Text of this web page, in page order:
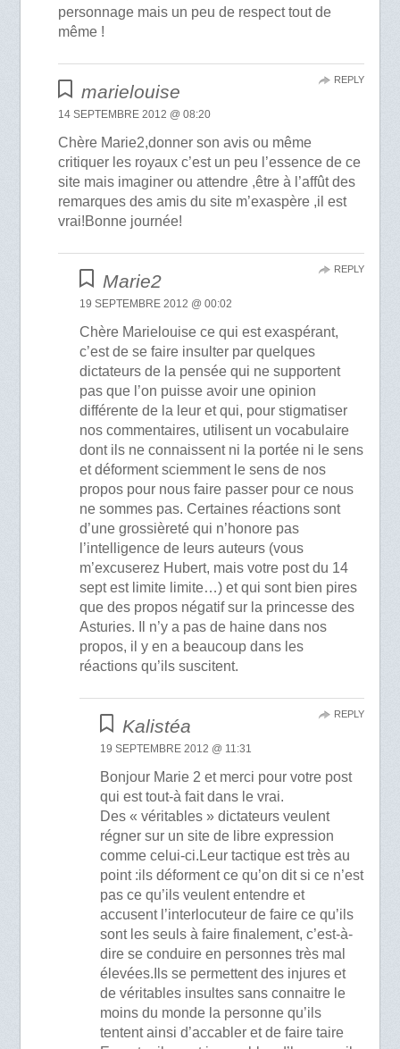
personnage mais un peu de respect tout de
même !
marielouise
14 SEPTEMBRE 2012 @ 08:20
Chère Marie2,donner son avis ou même
critiquer les royaux c’est un peu l’essence de ce
site mais imaginer ou attendre ,être à l’affût des
remarques des amis du site m’exaspère ,il est
vrai!Bonne journée!
REPLY
Marie2
19 SEPTEMBRE 2012 @ 00:02
Chère Marielouise ce qui est exaspérant,
c’est de se faire insulter par quelques
dictateurs de la pensée qui ne supportent
pas que l’on puisse avoir une opinion
différente de la leur et qui, pour stigmatiser
nos commentaires, utilisent un vocabulaire
dont ils ne connaissent ni la portée ni le sens
et déforment sciemment le sens de nos
propos pour nous faire passer pour ce nous
ne sommes pas. Certaines réactions sont
d’une grossièreté qui n’honore pas
l’intelligence de leurs auteurs (vous
m’excuserez Hubert, mais votre post du 14
sept est limite limite…) et qui sont bien pires
que des propos négatif sur la princesse des
Asturies. Il n’y a pas de haine dans nos
propos, il y en a beaucoup dans les
réactions qu’ils suscitent.
REPLY
Kalistéa
19 SEPTEMBRE 2012 @ 11:31
Bonjour Marie 2 et merci pour votre post
qui est tout-à fait dans le vrai.
Des « véritables » dictateurs veulent
régner sur un site de libre expression
comme celui-ci.Leur tactique est très au
point :ils déforment ce qu’on dit si ce n’est
pas ce qu’ils veulent entendre et
accusent l’interlocuteur de faire ce qu’ils
sont les seuls à faire finalement, c’est-à-
dire se conduire en personnes très mal
élevées.Ils se permettent des injures et
de véritables insultes sans connaitre le
moins du monde la personne qu’ils
tentent ainsi d’accabler et de faire taire
REPLY